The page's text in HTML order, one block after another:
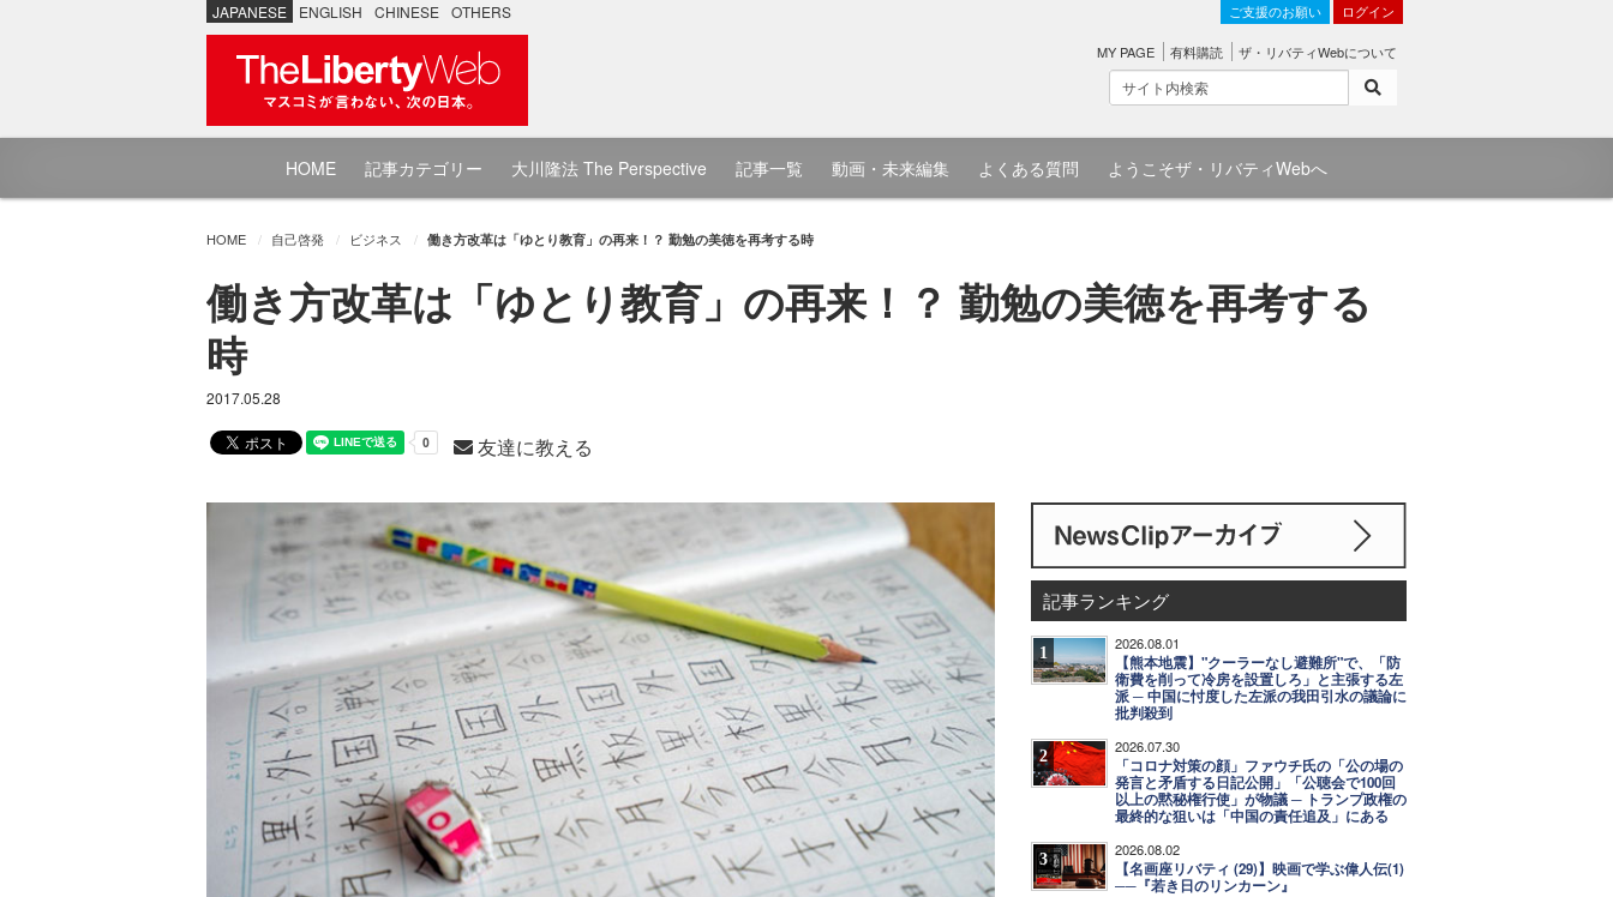
JAPANESE ENGLISH CHINESE OTHERS ご支援のお願い ログイン
MY PAGE 有料購読 ザ・リバティWebについて
HOME 記事カテゴリー 大川隆法 The Perspective 記事一覧 動画・未来編集 よくある質問 ようこそザ・リバティWebへ
HOME 自己啓発 ビジネス 働き方改革は「ゆとり教育」の再来！？ 勤勉の美徳を再考する時
働き方改革は「ゆとり教育」の再来！？ 勤勉の美徳を再考する
時
2017.05.28
友達に教える
記事ランキング
1 2026.08.01
【熊本地震】"クーラーなし避難所"で、「防
衛費を削って冷房を設置しろ」と主張する左
派 ─ 中国に忖度した左派の我田引水の議論に
批判殺到
2 2026.07.30
「コロナ対策の顔」ファウチ氏の「公の場の
発言と矛盾する日記公開」「公聴会で100回
以上の黙秘権行使」が物議 ─ トランプ政権の
最終的な狙いは「中国の責任追及」にある
3 2026.08.02
【名画座リバティ (29)】映画で学ぶ偉人伝(1)
──『若き日のリンカーン』